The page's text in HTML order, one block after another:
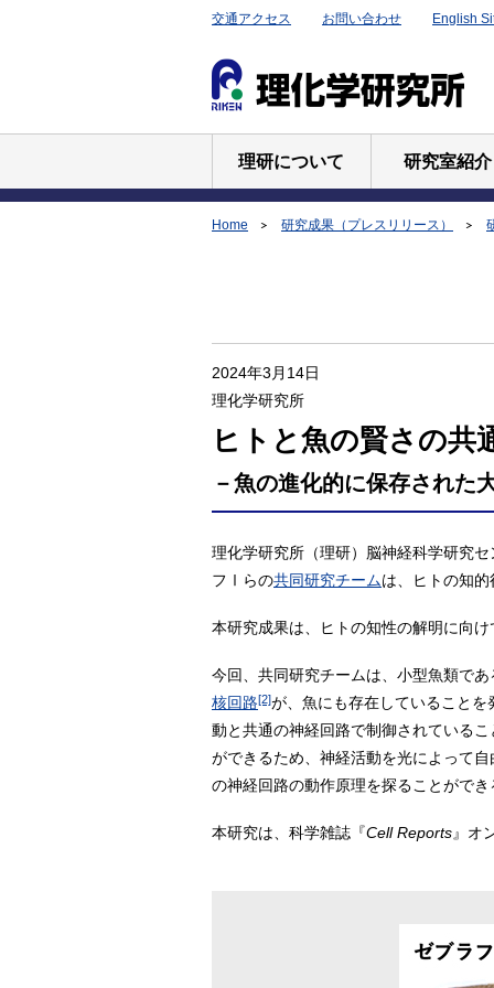
交通アクセス お問い合わせ English
理研について 研究室紹介
Home 研究成果（プレスリリース）
2024年3月14日
理化学研究所
ヒトと魚の賢さの共
－魚の進化的に保存された
理化学研究所（理研）脳神経科学研究
フⅠらの共同研究チームは、ヒトの知
本研究成果は、ヒトの知性の解明に向
今回、共同研究チームは、小型魚類であ
核回路[2]が、魚にも存在していること
動と共通の神経回路で制御されている
ができるため、神経活動を光によって
の神経回路の動作原理を探ることがで
本研究は、科学雑誌『Cell Reports』オ